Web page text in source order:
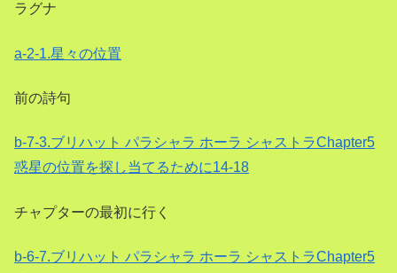
ラグナ
a-2-1.星々の位置
前の詩句
b-7-3.ブリハット パラシャラ ホーラ シャストラChapter5
惑星の位置を探し当てるために14-18
チャプターの最初に行く
b-6-7.ブリハット パラシャラ ホーラ シャストラChapter5